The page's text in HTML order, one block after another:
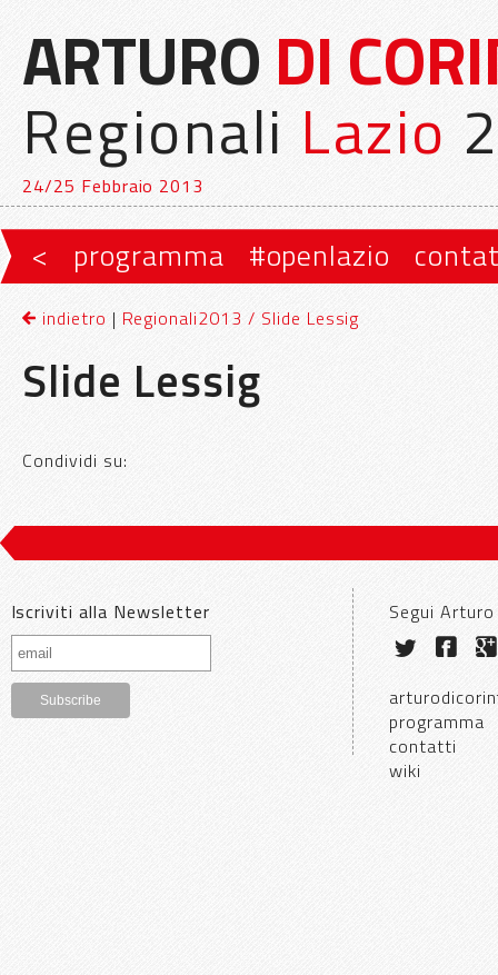
ARTURODI
Regionali Lazio
24/25 Febbraio 2013
Menu principale
Vai al contenuto principale
Vai al contenuto secondario
< programma #openlazio
indietro | Regionali2013 / Slide Lessig
Slide Lessig
Condividi su:
Iscriviti alla Newsletter Segui
programma
contatti
wiki